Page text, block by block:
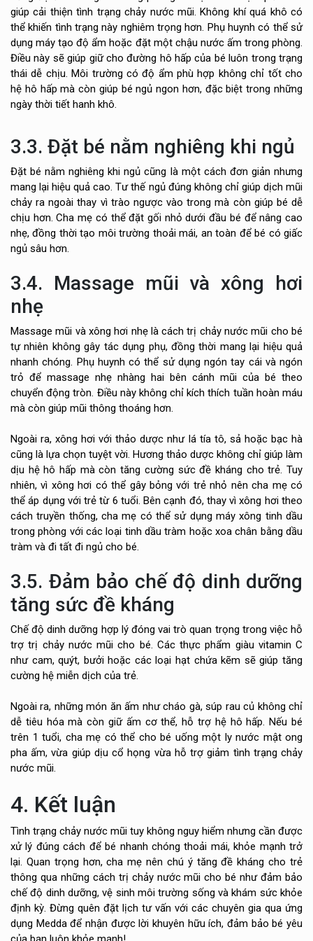
giúp cải thiện tình trạng chảy nước mũi. Không khí quá khô có
thể khiến tình trạng này nghiêm trọng hơn. Phụ huynh có thể sử
dụng máy tạo độ ẩm hoặc đặt một chậu nước ấm trong phòng.
Điều này sẽ giúp giữ cho đường hô hấp của bé luôn trong trạng
thái dễ chịu. Môi trường có độ ẩm phù hợp không chỉ tốt cho
hệ hô hấp mà còn giúp bé ngủ ngon hơn, đặc biệt trong những
ngày thời tiết hanh khô.
3.3. Đặt bé nằm nghiêng khi ngủ
Đặt bé nằm nghiêng khi ngủ cũng là một cách đơn giản nhưng
mang lại hiệu quả cao. Tư thế ngủ đúng không chỉ giúp dịch mũi
chảy ra ngoài thay vì trào ngược vào trong mà còn giúp bé dễ
chịu hơn. Cha mẹ có thể đặt gối nhỏ dưới đầu bé để nâng cao
nhẹ, đồng thời tạo môi trường thoải mái, an toàn để bé có giấc
ngủ sâu hơn.
3.4. Massage mũi và xông hơi
nhẹ
Massage mũi và xông hơi nhẹ là cách trị chảy nước mũi cho bé
tự nhiên không gây tác dụng phụ, đồng thời mang lại hiệu quả
nhanh chóng. Phụ huynh có thể sử dụng ngón tay cái và ngón
trỏ để massage nhẹ nhàng hai bên cánh mũi của bé theo
chuyển động tròn. Điều này không chỉ kích thích tuần hoàn máu
mà còn giúp mũi thông thoáng hơn.
Ngoài ra, xông hơi với thảo dược như lá tía tô, sả hoặc bạc hà
cũng là lựa chọn tuyệt vời. Hương thảo dược không chỉ giúp làm
dịu hệ hô hấp mà còn tăng cường sức đề kháng cho trẻ. Tuy
nhiên, vì xông hơi có thể gây bỏng với trẻ nhỏ nên cha mẹ có
thể áp dụng với trẻ từ 6 tuổi. Bên cạnh đó, thay vì xông hơi theo
cách truyền thống, cha mẹ có thể sử dụng máy xông tinh dầu
trong phòng với các loại tinh dầu tràm hoặc xoa chân bằng dầu
tràm và đi tất đi ngủ cho bé.
3.5. Đảm bảo chế độ dinh dưỡng
tăng sức đề kháng
Chế độ dinh dưỡng hợp lý đóng vai trò quan trọng trong việc hỗ
trợ trị chảy nước mũi cho bé. Các thực phẩm giàu vitamin C
như cam, quýt, bưởi hoặc các loại hạt chứa kẽm sẽ giúp tăng
cường hệ miễn dịch của trẻ.
Ngoài ra, những món ăn ấm như cháo gà, súp rau củ không chỉ
dễ tiêu hóa mà còn giữ ấm cơ thể, hỗ trợ hệ hô hấp. Nếu bé
trên 1 tuổi, cha mẹ có thể cho bé uống một ly nước mật ong
pha ấm, vừa giúp dịu cổ họng vừa hỗ trợ giảm tình trạng chảy
nước mũi.
4. Kết luận
Tình trạng chảy nước mũi tuy không nguy hiểm nhưng cần được
xử lý đúng cách để bé nhanh chóng thoải mái, khỏe mạnh trở
lại. Quan trọng hơn, cha mẹ nên chú ý tăng đề kháng cho trẻ
thông qua những cách trị chảy nước mũi cho bé như đảm bảo
chế độ dinh dưỡng, vệ sinh môi trường sống và khám sức khỏe
định kỳ. Đừng quên đặt lịch tư vấn với các chuyên gia qua ứng
dụng Medda để nhận được lời khuyên hữu ích, đảm bảo bé yêu